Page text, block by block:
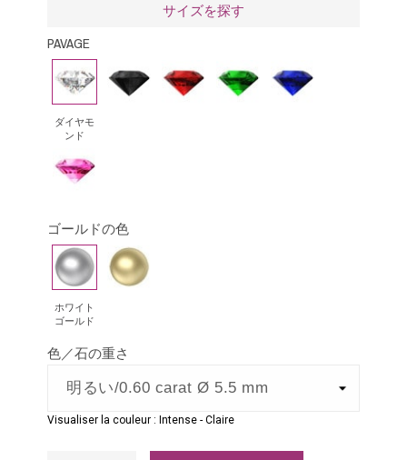
サイズを探す
PAVAGE
ダ
ヤ
モ
ン
ダイヤモ
ンド
ブ
ラ
ア
ン
ル
ビ
エ
メ
ブ
ル
ピ
ン
サ
フ
ァ
イ
ア
ゴールドの色
ホ
ワ
イ
ト
ゴ
ー
ド
ホワイト
ゴールド
イ
エ
ゴ
ー
ド
色／石の重さ
Visualiser la couleur : Intense -Claire